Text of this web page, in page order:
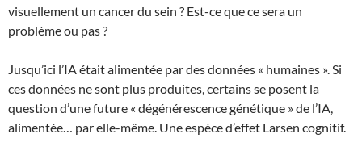
visuellement un cancer du sein ? Est-ce que ce sera un
problème ou pas ?
Jusqu’ici l’IA était alimentée par des données « humaines ». Si
ces données ne sont plus produites, certains se posent la
question d’une future « dégénérescence génétique » de l’IA,
alimentée… par elle-même. Une espèce d’effet Larsen cognitif.